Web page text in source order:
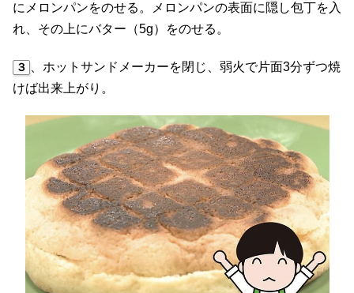
にメロンパンをのせる。メロンパンの表面に隠し包丁を入
れ、その上にバター（5g）をのせる。
３ 、ホットサンドメーカーを閉じ、弱火で片面3分ずつ焼
けば出来上がり。